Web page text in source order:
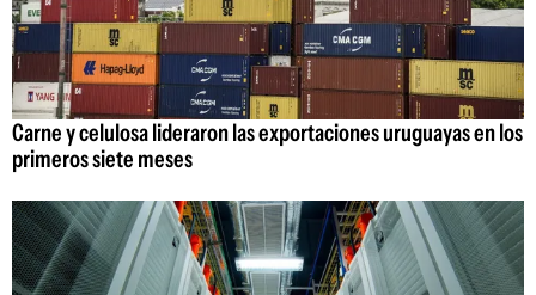
Carne y celulosa lideraron las exportaciones uruguayas en los
primeros siete meses